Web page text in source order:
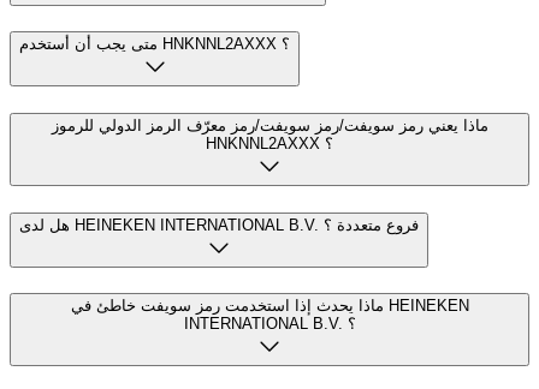
متى يجب أن أستخدم HNKNNL2AXXX ؟
ماذا يعني رمز سويفت/رمز سويفت/رمز معرّف الرمز الدولي للرموز
HNKNNL2AXXX ؟
هل لدى HEINEKEN INTERNATIONAL B.V. فروع متعددة ؟
ماذا يحدث إذا استخدمت رمز سويفت خاطئ في HEINEKEN
INTERNATIONAL B.V. ؟